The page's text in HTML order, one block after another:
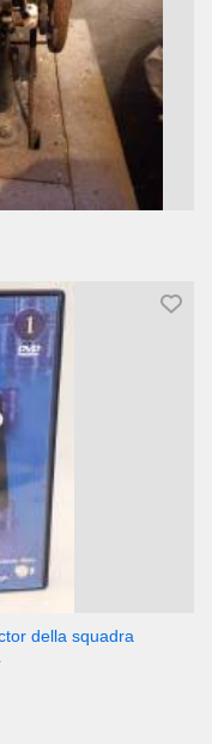
della squadra